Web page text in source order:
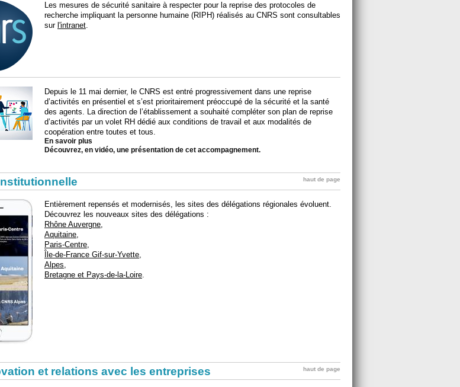
Les mesures de sécurité sanitaire à respecter pour la reprise des protocoles de
recherche impliquant la personne humaine (RIPH) réalisés au CNRS sont consultables
sur l'intranet.
Depuis le 11 mai dernier, le CNRS est entré progressivement dans une reprise
d’activités en présentiel et s’est prioritairement préoccupé de la sécurité et la santé
des agents. La direction de l’établissement a souhaité compléter son plan de reprise
d’activités par un volet RH dédié aux conditions de travail et aux modalités de
coopération entre toutes et tous.
En savoir plus
Découvrez, en vidéo, une présentation de cet accompagnement.
haut de page
Entièrement repensés et modernisés, les sites des délégations régionales évoluent.
Découvrez les nouveaux sites des délégations :
Rhône Auvergne,
Aquitaine,
Paris-Centre,
Île-de-France Gif-sur-Yvette,
Alpes,
Bretagne et Pays-de-la-Loire.
et relations avec les entreprises haut de page